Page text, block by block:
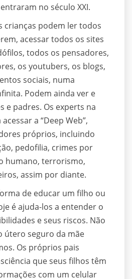
no século XXI.
crianças podem ler todos
acessar todos os sites
todos os pensadores,
os youtubers, os blogs,
sociais, numa
Podem ainda ver e
e padres. Os experts na
a “Deep Web”,
próprios, incluindo
pedofilia, crimes por
humano, terrorismo,
assim por diante.
de educar um filho ou
é ajuda-los a entender o
e seus riscos. Não
útero seguro da mãe
Os próprios pais
que seus filhos têm
com um celular